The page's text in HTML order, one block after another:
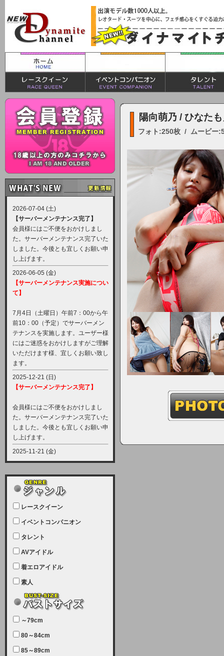
2026-07-04 (土)
【サーバーメンテナンス完了】
会員様にはご不便をおかけしまし
た。サーバーメンテナンス完了いた
しました。今後とも宜しくお願い申
し上げます。
2026-06-05 (金)
【サーバーメンテナンス実施につい
て】
7月4日（土曜日）午前7：00から午
前10：00（予定）でサーバーメン
テナンスを実施します。ユーザー様
にはご迷惑をおかけしますがご理解
いただけます様、宜しくお願い致し
ます。
2025-12-21 (日)
【サーバーメンテナンス完了】
会員様にはご不便をおかけしまし
た。サーバーメンテナンス完了いた
しました。今後とも宜しくお願い申
し上げます。
2025-11-21 (金)
【サーバーメンテナンス実施につい
12月21日（日曜日）午前9：00か
ら午前11：00（予定）でサーバー
メンテナンスを実施します。ユーザ
ー様にはご迷惑をおかけしますがご
理解いただけます様、宜しくお願い
致します。
2025-07-05 (土)
【サーバーメンテナンス完了のお知
本日、サーバーメンテナンスのため
ユーザー様には大変ご迷惑をおかけ
しました。無事、メンテナンスが完
致します。
2025-06-11 (水)
レースクイーン
イベントコンパニオン
タレント
AVアイドル
着エロアイドル
素人
～79cm
80～84cm
85～89cm
陽向萌乃 / ひなた
フォト:250枚 / ムービー